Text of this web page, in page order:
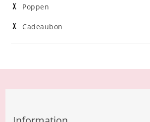
Poppen
Cadeaubon